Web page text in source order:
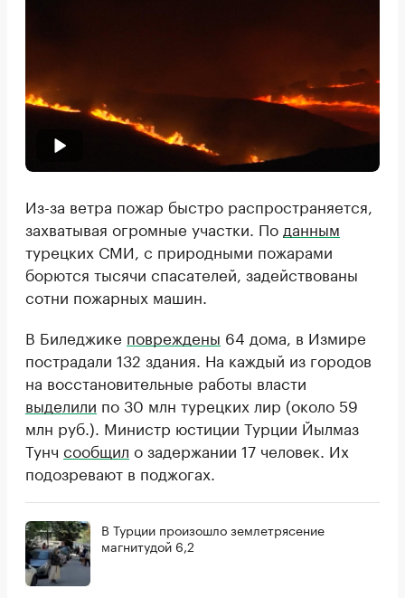
Из-за ветра пожар быстро распространяется,
захватывая огромные участки. По данным
турецких СМИ, с природными пожарами
борются тысячи спасателей, задействованы
сотни пожарных машин.
В Биледжике повреждены 64 дома, в Измире
пострадали 132 здания. На каждый из городов
на восстановительные работы власти
выделили по 30 млн турецких лир (около 59
млн руб.). Министр юстиции Турции Йылмаз
Тунч сообщил о задержании 17 человек. Их
подозревают в поджогах.
В Турции произошло землетрясение
магнитудой 6,2